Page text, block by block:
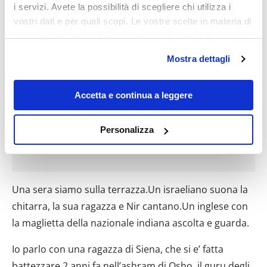
i servizi. Avete la possibilità di scegliere chi utilizza i
vostri dati e per quali scopi. Le vostre scelte in materia di
modificare o revocare il proprio consenso in qualsiasi
momento dalla Dichiarazione sui cookie o facendo clic
sull'icona di attivazione della privacy.
raccogliere informazioni sulla tua posizione
geografica, con un'approssimazione di qualche
attivamente alla ricerca di caratteristiche specifiche
(impronte digitali).
Approfondisci come vengono elaborati i tuoi dati personali
modificare o ritirare il tuo consenso in qualsiasi momento
Mostra dettagli
Accetta e continua a leggere
Personalizza
Una sera siamo sulla terrazza.Un israeliano suona la
chitarra, la sua ragazza e Nir cantano.Un inglese con
la maglietta della nazionale indiana ascolta e guarda.
Io parlo con una ragazza di Siena, che si e’ fatta